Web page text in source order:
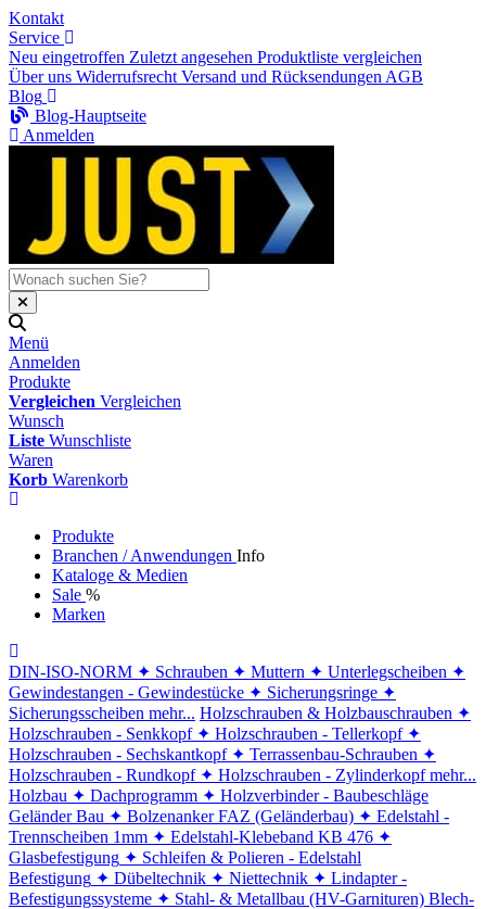
Kontakt
Service
Neu eingetroffen Zuletzt angesehen Produktliste vergleichen
Über uns Widerrufsrecht Versand und Rücksendungen AGB
Blog
Blog-Hauptseite
Anmelden
Menü
Anmelden
Produkte
Vergleichen Vergleichen
Wunsch
Liste Wunschliste
Waren
Korb Warenkorb
Produkte
Branchen / Anwendungen Info
Kataloge & Medien
Sale %
Marken
DIN-ISO-NORM ✦ Schrauben ✦ Muttern ✦ Unterlegscheiben ✦
Gewindestangen - Gewindestücke ✦ Sicherungsringe ✦
Sicherungsscheiben mehr... Holzschrauben & Holzbauschrauben ✦
Holzschrauben - Senkkopf ✦ Holzschrauben - Tellerkopf ✦
Holzschrauben - Sechskantkopf ✦ Terrassenbau-Schrauben ✦
Holzschrauben - Rundkopf ✦ Holzschrauben - Zylinderkopf mehr...
Holzbau ✦ Dachprogramm ✦ Holzverbinder - Baubeschläge
Geländer Bau ✦ Bolzenanker FAZ (Geländerbau) ✦ Edelstahl -
Trennscheiben 1mm ✦ Edelstahl-Klebeband KB 476 ✦
Glasbefestigung ✦ Schleifen & Polieren - Edelstahl
Befestigung ✦ Dübeltechnik ✦ Niettechnik ✦ Lindapter -
Befestigungssysteme ✦ Stahl- & Metallbau (HV-Garnituren) Blech-